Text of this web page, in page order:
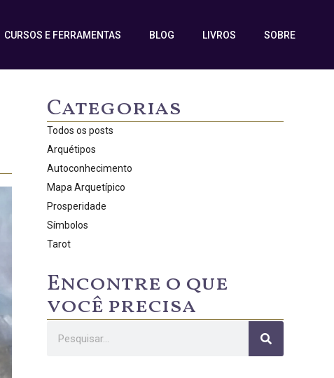
CURSOS E FERRAMENTAS BLOG LIVROS SOBRE
Categorias
Todos os posts
Arquétipos
Autoconhecimento
Mapa Arquetípico
Prosperidade
Símbolos
Tarot
Encontre o que
você precisa